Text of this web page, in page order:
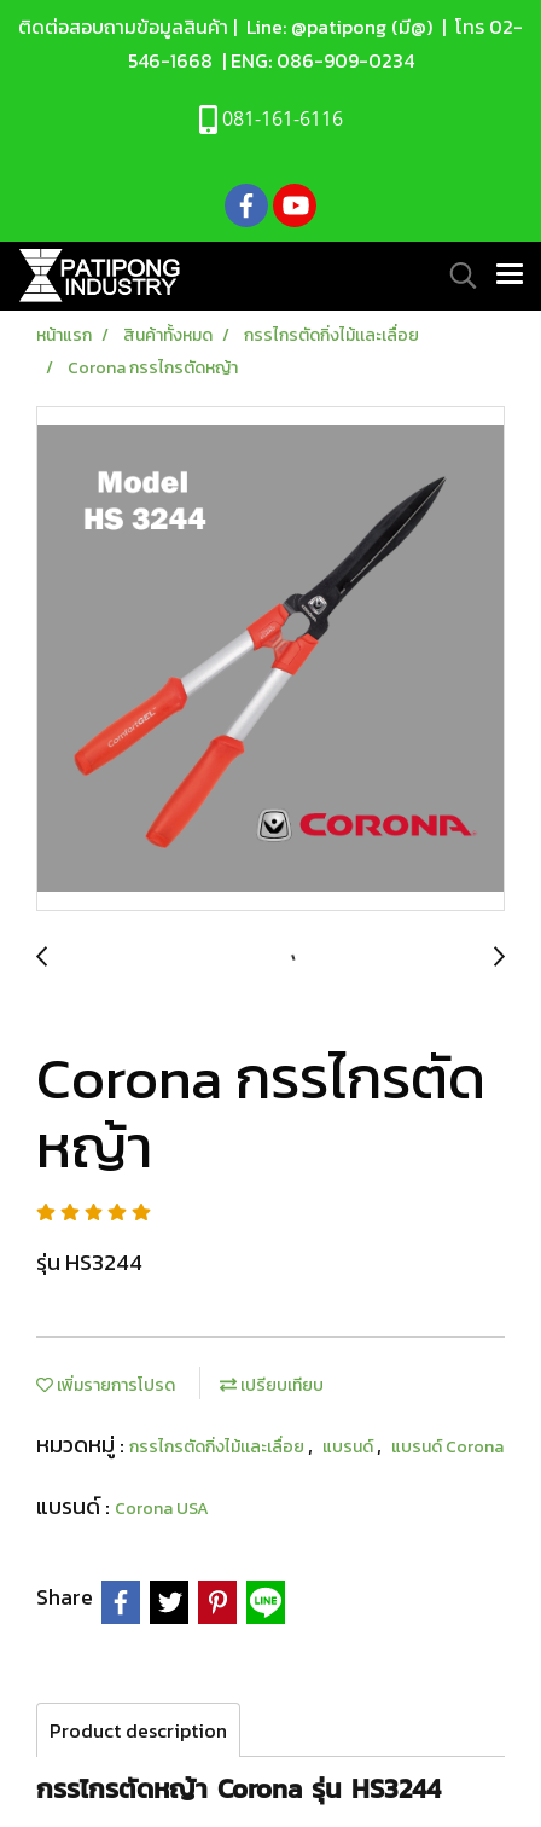
ติดต่อสอบถามข้อมูลสินค้า | Line: @patipong (มี@) | โทร 02-
546-1668 | ENG: 086-909-0234
081-161-6116
หน้าแรก สินค้าทั้งหมด
กรรไกรตัดกิ่งไม้เเละเลื่อย
Corona กรรไกรตัดหญ้า
Corona กรรไกรตัด
หญ้า
รุ่น HS3244
เพิ่มรายการโปรด เปรียบเทียบ
หมวดหมู่ : กรรไกรตัดกิ่งไม้เเละเลื่อย , แบรนด์, แบรนด์ Corona
แบรนด์ : Corona USA
Share
Product description
กรรไกรตัดหญ้า Corona รุ่น HS3244